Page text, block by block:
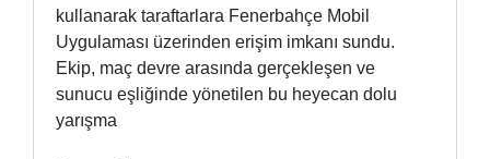
kullanarak taraftarlara Fenerbahçe Mobil
Uygulaması üzerinden erişim imkanı sundu.
Ekip, maç devre arasında gerçekleşen ve
sunucu eşliğinde yönetilen bu heyecan dolu
yarışma